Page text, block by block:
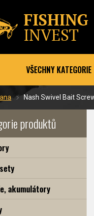
VŠECHNY KATEGORIE
Nash Swivel Bait
produktů
akumulátory